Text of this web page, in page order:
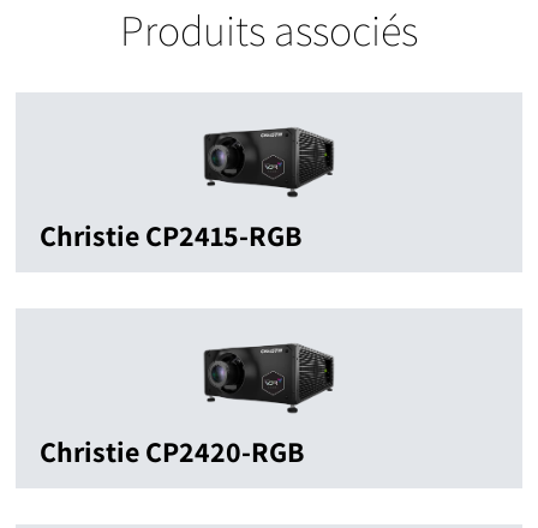
Produits associés
Christie CP2415-RGB
Christie CP2420-RGB